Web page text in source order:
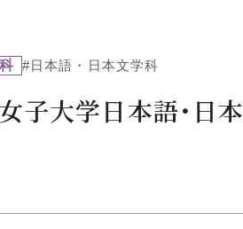
#日本語・日本文学科
子大学日本語･日